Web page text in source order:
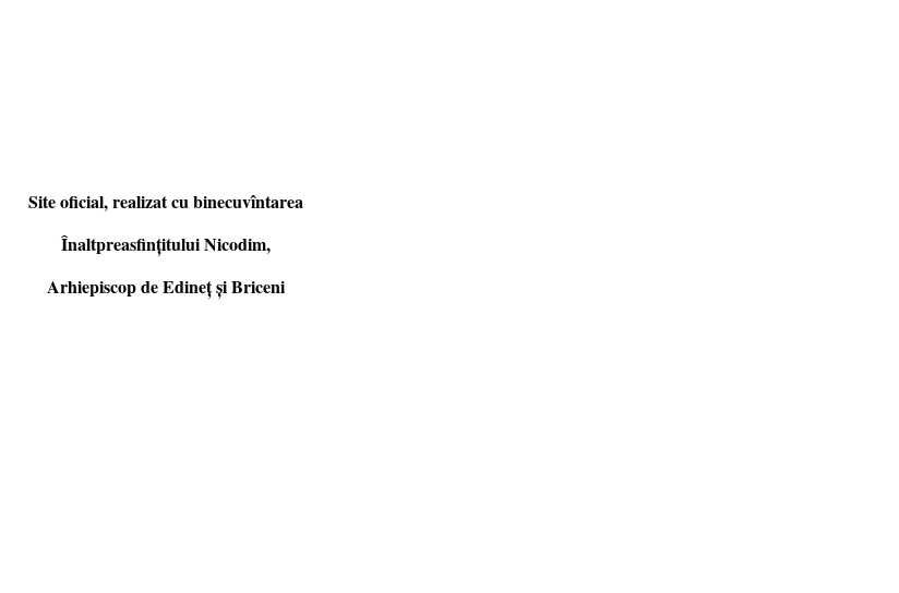
Site oficial, realizat cu binecuvîntarea
Înaltpreasfințitului Nicodim,
Arhiepiscop de Edineţ şi Briceni